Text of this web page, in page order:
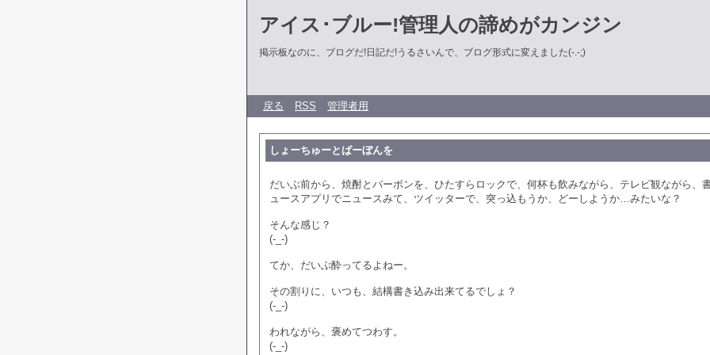
アイス･ブルー!管理人の諦めがカンジン
掲示板なのに、ブログだ!日記だ!うるさいんで、ブログ形式に変えました(-.-;)
戻る RSS 管理者用
しょーちゅーとばーぼんを
だいぶ前から、焼酎とバーボンを、ひたすらロックで、何杯も飲みながら、テレビ観ながら、
ュースアプリでニュースみて、ツイッターで、突っ込もうか、どーしようか…みたいな？
そんな感じ？
(-_-)
てか、だいぶ酔ってるよねー。
その割りに、いつも、結構書き込み出来てるでしょ？
(-_-)
われながら、褒めてつわす。
(-_-)